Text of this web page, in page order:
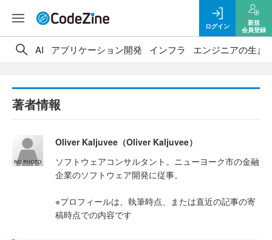
ログイン
新規
会員登録
AI アプリケーション開発 インフラ エンジニアの生き
著者情報
Oliver Kaljuvee（Oliver Kaljuvee）
ソフトウェアコンサルタント。ニューヨーク市の金融
企業のソフトウェア開発に従事。
※プロフィールは、執筆時点、または直近の記事の寄
稿時点での内容です